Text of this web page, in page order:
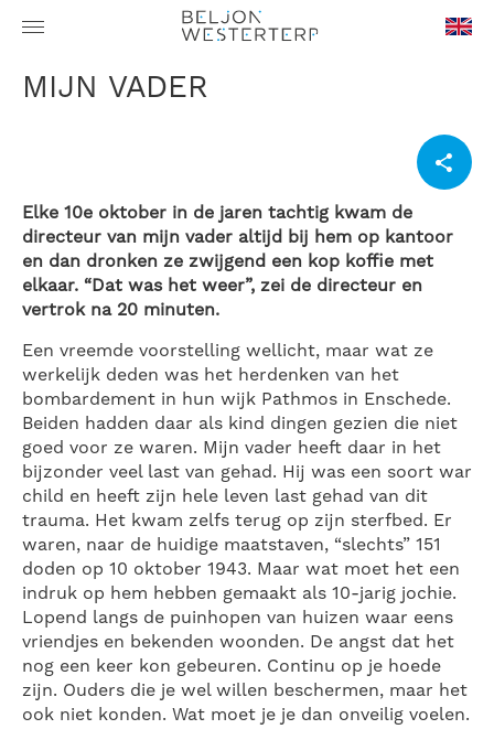
MIJN VADER
Elke 10e oktober in de jaren tachtig kwam de
directeur van mijn vader altijd bij hem op kantoor
en dan dronken ze zwijgend een kop koffie met
elkaar. “Dat was het weer”, zei de directeur en
vertrok na 20 minuten.
Een vreemde voorstelling wellicht, maar wat ze
werkelijk deden was het herdenken van het
bombardement in hun wijk Pathmos in Enschede.
Beiden hadden daar als kind dingen gezien die niet
goed voor ze waren. Mijn vader heeft daar in het
bijzonder veel last van gehad. Hij was een soort war
child en heeft zijn hele leven last gehad van dit
trauma. Het kwam zelfs terug op zijn sterfbed. Er
waren, naar de huidige maatstaven, “slechts” 151
doden op 10 oktober 1943. Maar wat moet het een
indruk op hem hebben gemaakt als 10-jarig jochie.
Lopend langs de puinhopen van huizen waar eens
vriendjes en bekenden woonden. De angst dat het
nog een keer kon gebeuren. Continu op je hoede
zijn. Ouders die je wel willen beschermen, maar het
ook niet konden. Wat moet je je dan onveilig voelen.